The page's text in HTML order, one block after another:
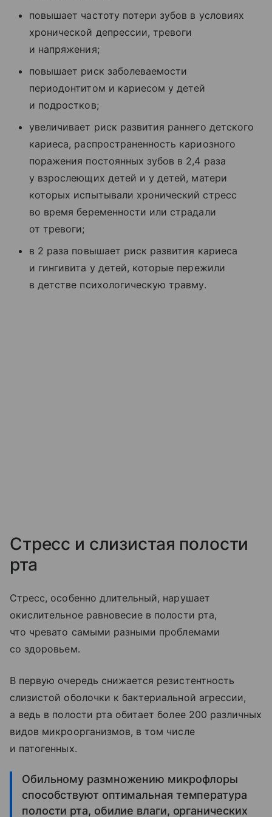
повышает частоту потери зубов в условиях
хронической депрессии, тревоги
и напряжения;
повышает риск заболеваемости
периодонтитом и кариесом у детей
и подростков;
увеличивает риск развития раннего детского
кариеса, распространенность кариозного
поражения постоянных зубов в 2,4 раза
у взрослеющих детей и у детей, матери
которых испытывали хронический стресс
во время беременности или страдали
от тревоги;
в 2 раза повышает риск развития кариеса
и гингивита у детей, которые пережили
в детстве психологическую травму.
Стресс и слизистая полости
рта
Стресс, особенно длительный, нарушает
окислительное равновесие в полости рта,
что чревато самыми разными проблемами
со здоровьем.
В первую очередь снижается резистентность
слизистой оболочки к бактериальной агрессии,
а ведь в полости рта обитает более 200 различных
видов микроорганизмов, в том числе
и патогенных.
Обильному размножению микрофлоры
способствуют оптимальная температура
полости рта, обилие влаги, органических